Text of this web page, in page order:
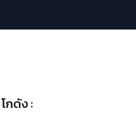
กดัง :